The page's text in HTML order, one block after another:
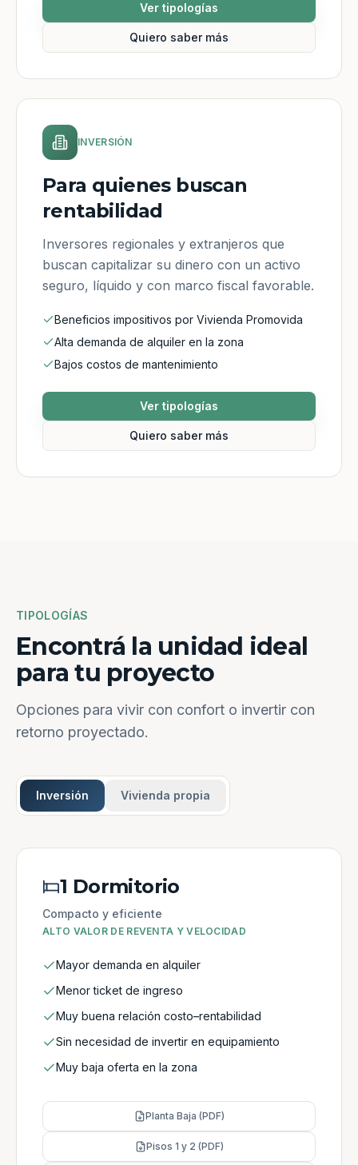
Ver tipologías
Quiero saber más
INVERSIÓN
Para quienes buscan
rentabilidad
Inversores regionales y extranjeros que
buscan capitalizar su dinero con un activo
seguro, líquido y con marco fiscal favorable.
Beneficios impositivos por Vivienda Promovida
Alta demanda de alquiler en la zona
Bajos costos de mantenimiento
Ver tipologías
Quiero saber más
TIPOLOGÍAS
Encontrá la unidad ideal
para tu proyecto
Opciones para vivir con confort o invertir con
retorno proyectado.
Inversión Vivienda propia
1 Dormitorio
Compacto y eficiente
ALTO VALOR DE REVENTA Y VELOCIDAD
Mayor demanda en alquiler
Menor ticket de ingreso
Muy buena relación costo–rentabilidad
Sin necesidad de invertir en equipamiento
Muy baja oferta en la zona
Planta Baja (PDF)
Pisos 1 y 2 (PDF)